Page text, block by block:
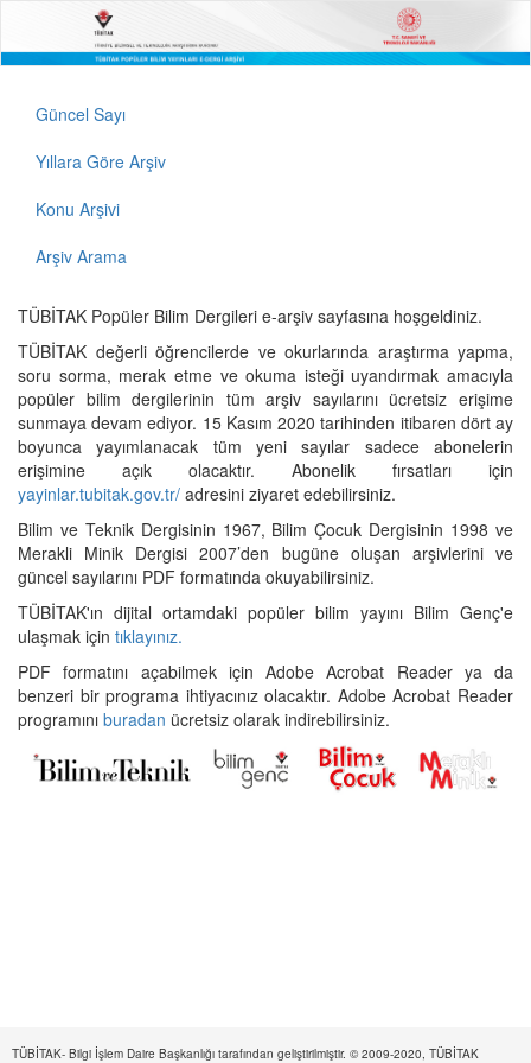
Güncel Sayı
Yıllara Göre Arşiv
Konu Arşivi
Arşiv Arama
TÜBİTAK Popüler Bilim Dergileri e-arşiv sayfasına hoşgeldiniz.
TÜBİTAK değerli öğrencilerde ve okurlarında araştırma yapma,
soru sorma, merak etme ve okuma isteği uyandırmak amacıyla
popüler bilim dergilerinin tüm arşiv sayılarını ücretsiz erişime
sunmaya devam ediyor. 15 Kasım 2020 tarihinden itibaren dört ay
boyunca yayımlanacak tüm yeni sayılar sadece abonelerin
erişimine açık olacaktır. Abonelik fırsatları için
yayinlar.tubitak.gov.tr/ adresini ziyaret edebilirsiniz.
Bilim ve Teknik Dergisinin 1967, Bilim Çocuk Dergisinin 1998 ve
Merakli Minik Dergisi 2007’den bugüne oluşan arşivlerini ve
güncel sayılarını PDF formatında okuyabilirsiniz.
TÜBİTAK'ın dijital ortamdaki popüler bilim yayını Bilim Genç'e
ulaşmak için tıklayınız.
PDF formatını açabilmek için Adobe Acrobat Reader ya da
benzeri bir programa ihtiyacınız olacaktır. Adobe Acrobat Reader
programını buradan ücretsiz olarak indirebilirsiniz.
TÜBİTAK- Bilgi İşlem Daire Başkanlığı tarafından geliştirilmiştir. © 2009-2020, TÜBİTAK